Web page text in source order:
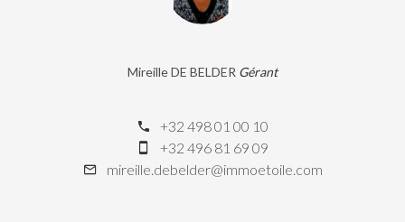
Mireille DE BELDER Gérant
+32 498 01 00 10
+32 496 81 69 09
mireille.debelder@immoetoile.com